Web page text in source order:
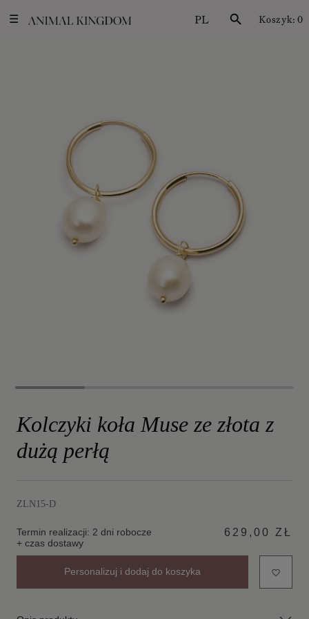
☰ PL search Koszyk: 0
Kolczyki koła Muse ze złota z
dużą perłą
ZLN15-D
Termin realizacji: 2 dni robocze
+ czas dostawy
629,00 ZŁ
Personalizuj i dodaj do koszyka favorite_border